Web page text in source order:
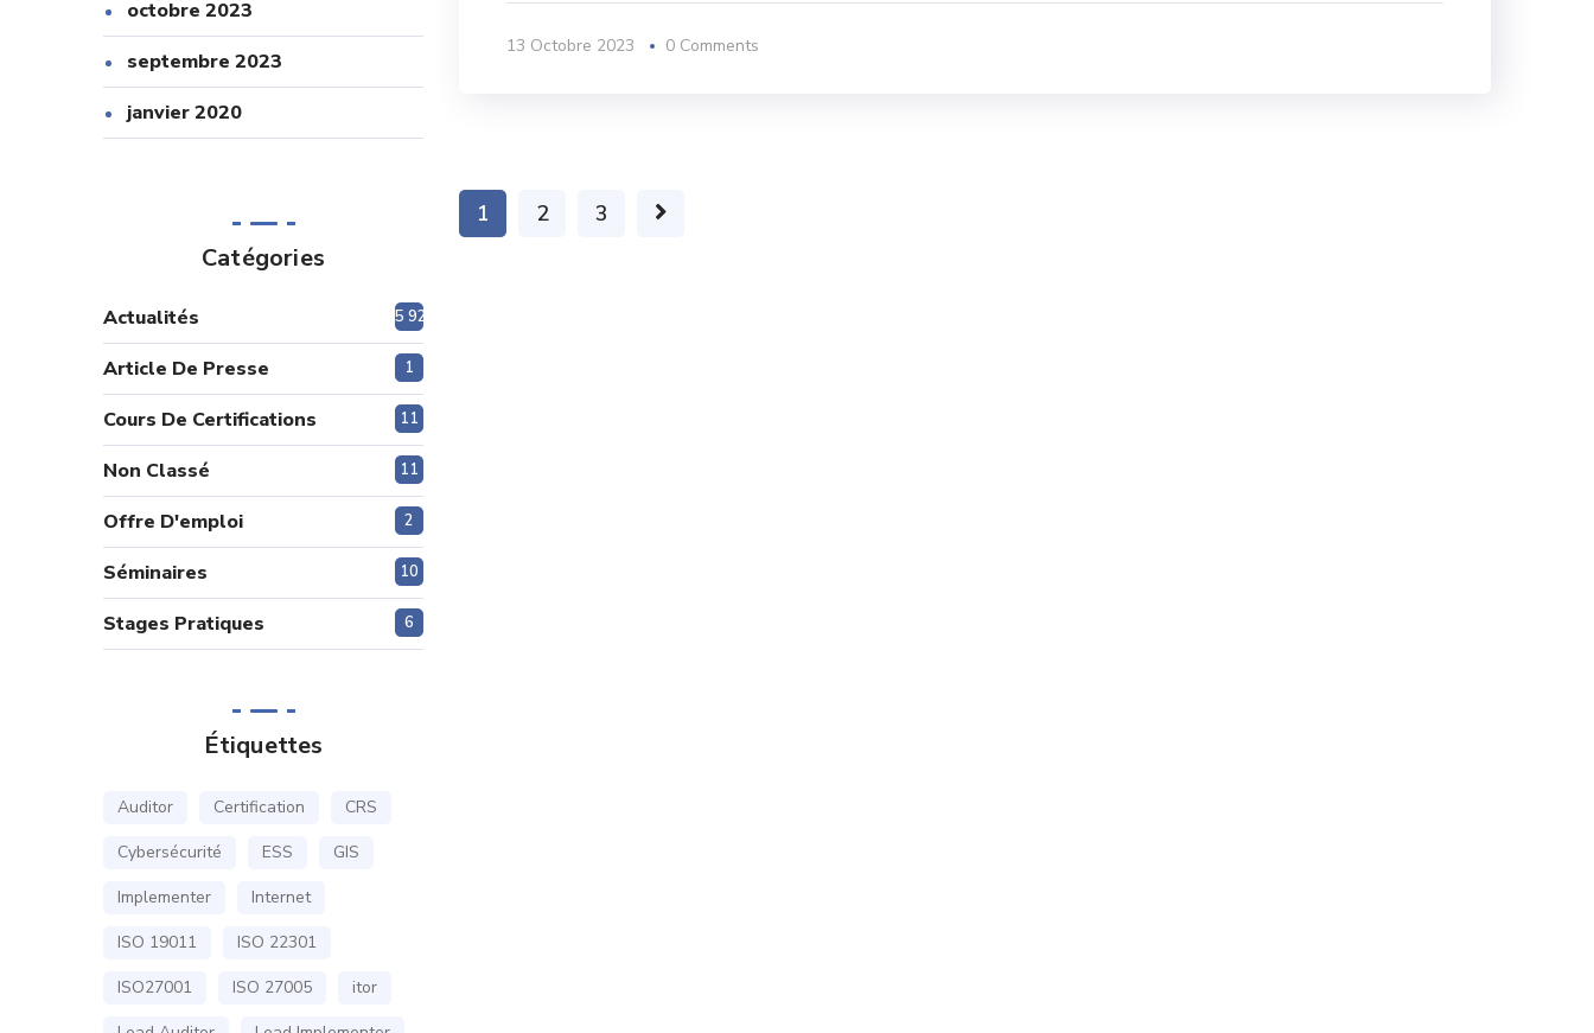
13 Octobre 2023 0 Comments
1 2 3
octobre 2023
septembre 2023
janvier 2020
Catégories
Actualités 5 920
Article De Presse 1
Cours De Certifications 11
Non Classé 11
Offre D'emploi 2
Séminaires 10
Stages Pratiques 6
Étiquettes
Auditor Certification
CRS
Cybersécurité
ESS
GIS
Implementer
Internet
ISO 19011
ISO 22301
ISO27001
ISO 27005
itor